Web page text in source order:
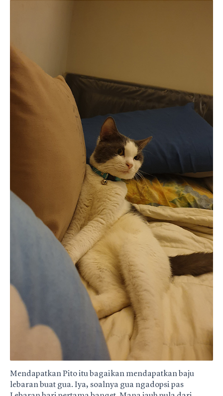
Mendapatkan Pito itu bagaikan mendapatkan baju
lebaran buat gua. Iya, soalnya gua ngadopsi pas